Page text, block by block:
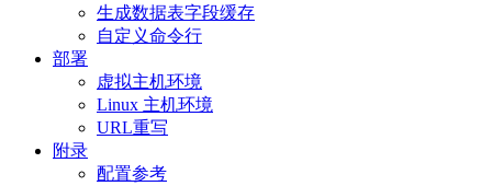
生成数据表字段缓存
自定义命令行
部署
虚拟主机环境
Linux 主机环境
URL重写
附录
配置参考